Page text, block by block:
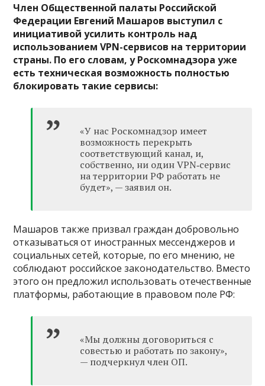
Член Общественной палаты Российской
Федерации Евгений Машаров выступил с
инициативой усилить контроль над
использованием VPN-сервисов на территории
страны. По его словам, у Роскомнадзора уже
есть техническая возможность полностью
блокировать такие сервисы:
«У нас Роскомнадзор имеет
возможность перекрыть
соответствующий канал, и,
собственно, ни один VPN‑сервис
на территории РФ работать не
будет», — заявил он.
Машаров также призвал граждан добровольно
отказываться от иностранных мессенджеров и
социальных сетей, которые, по его мнению, не
соблюдают российское законодательство. Вместо
этого он предложил использовать отечественные
платформы, работающие в правовом поле РФ:
«Мы должны договориться с
совестью и работать по закону»,
— подчеркнул член ОП.